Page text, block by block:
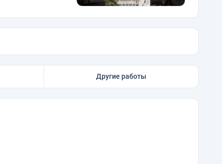
Другие работы